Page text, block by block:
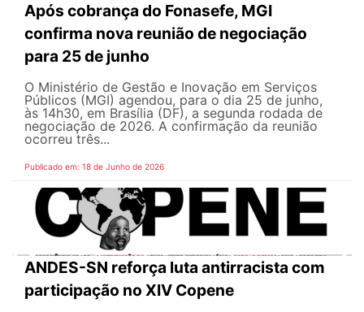
Após cobrança do Fonasefe, MGI
confirma nova reunião de negociação
para 25 de junho
O Ministério de Gestão e Inovação em Serviços
Públicos (MGI) agendou, para o dia 25 de junho,
às 14h30, em Brasília (DF), a segunda rodada de
negociação de 2026. A confirmação da reunião
ocorreu três...
Publicado em: 18 de Junho de 2026
ANDES-SN reforça luta antirracista com
participação no XIV Copene